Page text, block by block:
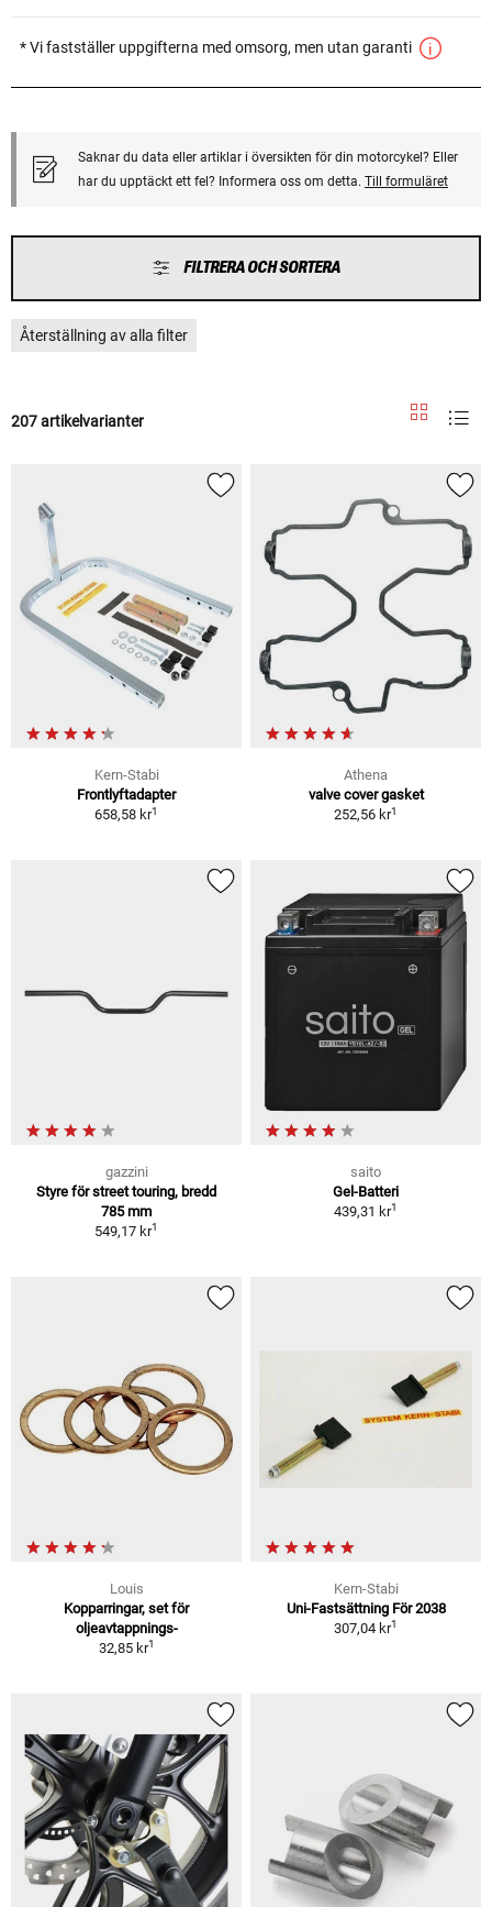
* Vi fastställer uppgifterna med omsorg, men utan garanti
Saknar du data eller artiklar i översikten för din motorcykel? Eller
har du upptäckt ett fel? Informera oss om detta. Till formuläret
FILTRERA OCH SORTERA
Återställning av alla filter
207 artikelvarianter
Kern-Stabi
Frontlyftadapter
658,58 kr1
Athena
valve cover gasket
252,56 kr1
gazzini
Styre för street touring, bredd
785 mm
549,17 kr1
saito
Gel-Batteri
439,31 kr1
Louis
Kopparringar, set för
oljeavtappnings-
32,85 kr1
Kern-Stabi
Uni-Fastsättning För 2038
307,04 kr1